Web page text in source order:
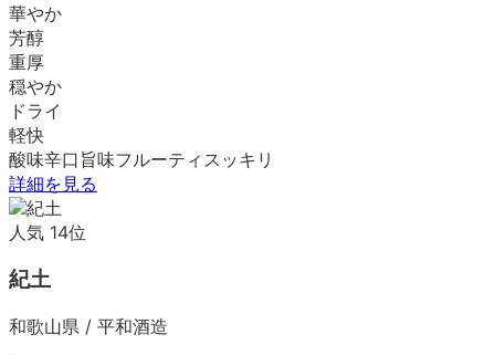
華やか
芳醇
重厚
穏やか
ドライ
軽快
酸味辛口 旨味フルーティ スッキリ
詳細を見る
人気 14位
紀土
和歌山県 / 平和酒造